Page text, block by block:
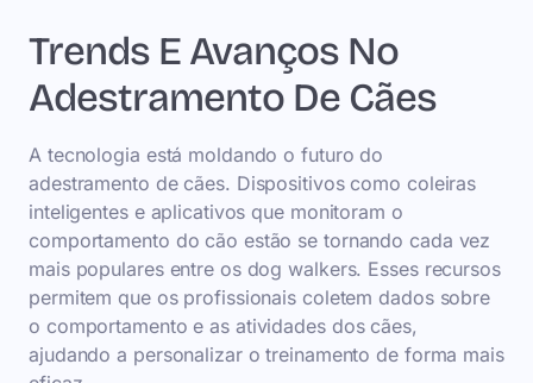
Trends E Avanços No
Adestramento De Cães
A tecnologia está moldando o futuro do
adestramento de cães. Dispositivos como coleiras
inteligentes e aplicativos que monitoram o
comportamento do cão estão se tornando cada vez
mais populares entre os dog walkers. Esses recursos
permitem que os profissionais coletem dados sobre
o comportamento e as atividades dos cães,
ajudando a personalizar o treinamento de forma mais